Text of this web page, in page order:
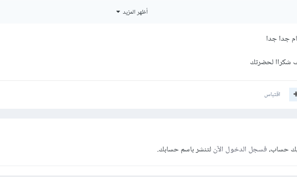
للغاية، فإن كمية البيانات المستخدمة لتدريب النموذج قد تصبح غير كافية، مما يؤدي إلى ضعف التعميم عند
استخدام تقنيات مثل النماذج التي تتحمل القيم المفقودة (مثل أشجار القرار)، مع التأكد من أن البيانات
أظهر المزيد
جدا جدا
شكراا لحضرتك
اقتباس
حساب،فسجل الدخول الآنلتنشر باسم حسابك.